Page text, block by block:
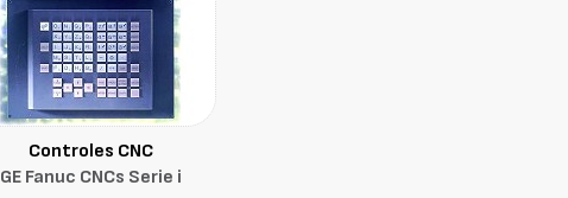
Controles CNC
GE Fanuc CNCs Serie i